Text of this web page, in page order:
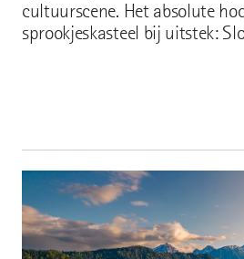
cultuurscene. Het absolute
sprookjeskasteel bij uitstek: